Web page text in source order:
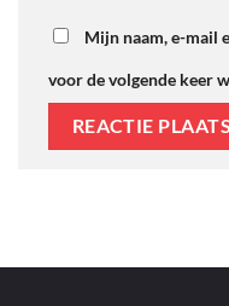
Mijn naam, e-mail
voor de volgende keer